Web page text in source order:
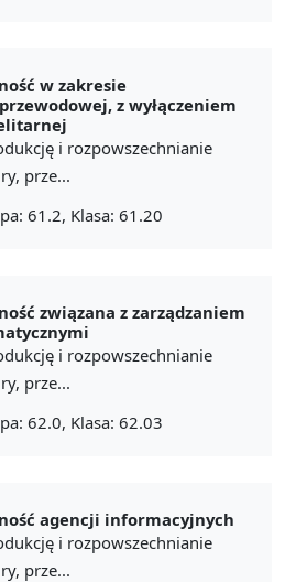
w zakresie
z wyłączeniem
i rozpowszechnianie
prze...
61.2, Klasa: 61.20
związana z zarządzaniem
i rozpowszechnianie
prze...
62.0, Klasa: 62.03
agencji informacyjnych
i rozpowszechnianie
prze...